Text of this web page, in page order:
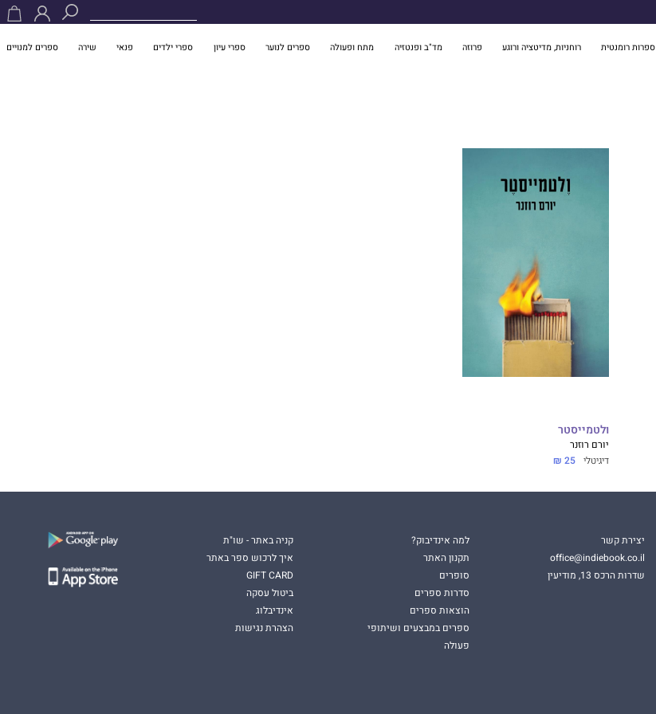
ספרות רומנטית רוחניות, מדיטציה ורוגע פרוזה מד"ב ופנטזיה מתח ופעולה ספרים לנוער ספרי עיון ספרי ילדים פנאי שירה ספרים למנויים
ולטמייסטר
יורם רוזנר
דיגיטלי 25 ₪
יצירת קשר
office@indiebook.co.il
שדרות הרכס 13, מודיעין
למה אינדיבוק?
תקנון האתר
סופרים
סדרות ספרים
הוצאות ספרים
ספרים במבצעים ושיתופי
פעולה
קניה באתר - שו"ת
איך לרכוש ספר באתר
GIFT CARD
ביטול עסקה
אינדיבלוג
הצהרת נגישות